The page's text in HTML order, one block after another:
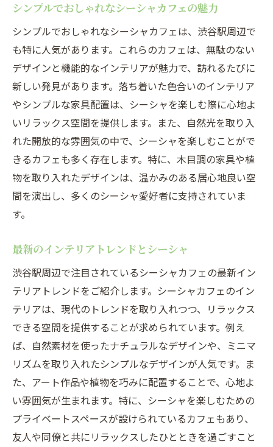
シンプルでおしゃれなシーシャカフェの魅力
シンプルでおしゃれなシーシャカフェは、渋谷駅周辺で
も特に人気があります。これらのカフェは、無駄のない
デザインと機能的なインテリアが魅力で、訪れるたびに
新しい発見があります。落ち着いた色合いのインテリア
やシンプルな家具配置は、シーシャを楽しむ際に心地よ
いリラックス空間を提供します。また、自然光を取り入
れた開放的な雰囲気の中で、シーシャを楽しむことがで
きるカフェも多く存在します。特に、木目調の家具や植
物を取り入れたデザインは、温かみのある居心地良い空
間を演出し、多くのシーシャ愛好者に支持されていま
す。
最新のインテリアトレンドとシーシャ
渋谷駅周辺で注目されているシーシャカフェの最新イン
テリアトレンドをご紹介します。シーシャカフェのイン
テリアは、現代のトレンドを取り入れつつ、リラックス
できる空間を提供することが求められています。例え
ば、自然素材を使ったナチュラルなデザインや、ミニマ
リズムを取り入れたシンプルなデザインが人気です。ま
た、アート作品や植物を巧みに配置することで、心地よ
い雰囲気が生まれます。特に、シーシャを楽しむための
プライベートスペースが設けられているカフェもあり、
友人や同僚と共にリラックスしたひとときを過ごすこと